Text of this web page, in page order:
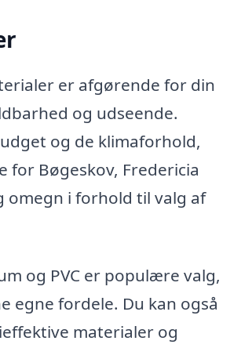
er afgørende for din
og udseende.
og de klimaforhold,
for Bøgeskov, Fredericia
omegn i forhold til valg af
og PVC er populære valg,
egne fordele. Du kan også
materialer og